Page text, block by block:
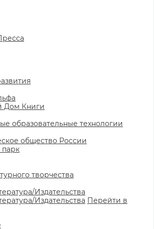
Дом Книги
образовательные технологии
общество России
творчества
Издательства
Издательства Перейти в